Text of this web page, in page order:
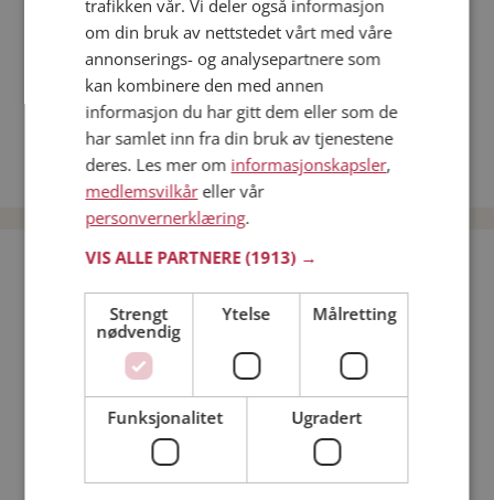
Fler single
Flere singlemenn fra Hamar :Erik,Marius
Kvinner fra Hamar
Date kvinner i Norge
Date menn i Norge
Bli medlem gratis!
Jeg er en:
trafikken vår. Vi deler også informasjon
om din bruk av nettstedet vårt med våre
annonserings- og analysepartnere som
kan kombinere den med annen
informasjon du har gitt dem eller som de
har samlet inn fra din bruk av tjenestene
deres. Les mer om informasjonskapsler,
medlemsvilkåreller vår
personvernerklæring.
VIS ALLE PARTNERE(1913) →
Strengt
nødvendig
Ytelse Målretting
Funksjonalitet Ugradert